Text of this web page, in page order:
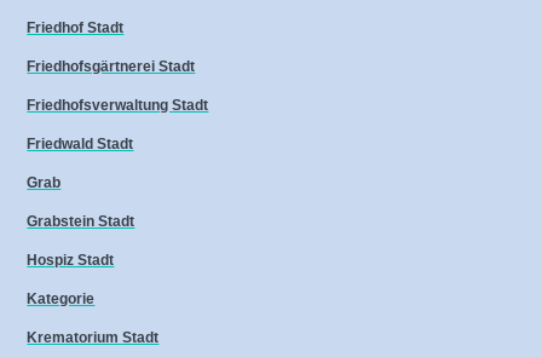
Friedhof Stadt
Friedhofsgärtnerei Stadt
Friedhofsverwaltung Stadt
Friedwald Stadt
Grab
Grabstein Stadt
Hospiz Stadt
Kategorie
Krematorium Stadt